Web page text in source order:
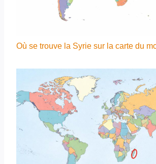
Où se trouve la Syrie sur la carte du